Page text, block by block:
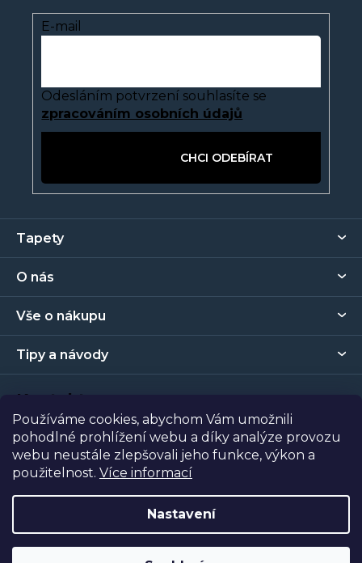
Používáme cookies, abychom Vám umožnili
pohodlné prohlížení webu a díky analýze provozu
webu neustále zlepšovali jeho funkce, výkon a
použitelnost. Více informací
Nastavení
E-mail
Odesláním potvrzení souhlasíte se
zpracováním osobních údajů
a
í
Tapety
O nás
Vše o nákupu
Tipy a návody
Kontakt
Prodejna
Vytvořil Shoptet| NakódovalShopcode
Copyright 2026Tapety Metro Florenc. Všechna práva
vyhrazena.